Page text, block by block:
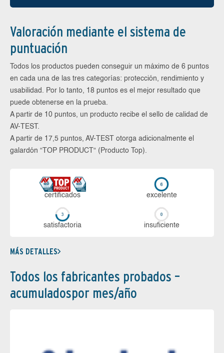
Valoración mediante el sistema de
puntuación
Todos los productos pueden conseguir un máximo de 6 puntos
en cada una de las tres categorías: protección, rendimiento y
usabilidad. Por lo tanto, 18 puntos es el mejor resultado que
puede obtenerse en la prueba.
A partir de 10 puntos, un producto recibe el sello de calidad de
AV-TEST.
A partir de 17,5 puntos, AV-TEST otorga adicionalmente el
galardón “TOP PRODUCT“ (Producto Top).
certi­ficados ex­ce­len­te
sa­tis­fac­to­ria in­su­fi­cien­te
MÁS DETALLES
Todos los fabricantes probados –
acumuladospor mes/año